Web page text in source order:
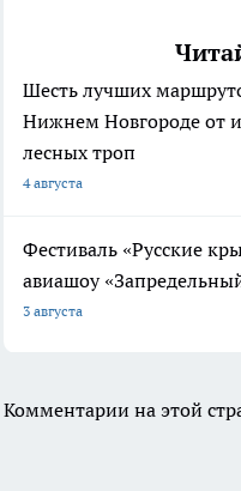
Шесть лучших
Нижнем Новгороде от
лесных троп
4 августа
Фестиваль «Русские
авиашоу
3 августа
Комментарии на этой